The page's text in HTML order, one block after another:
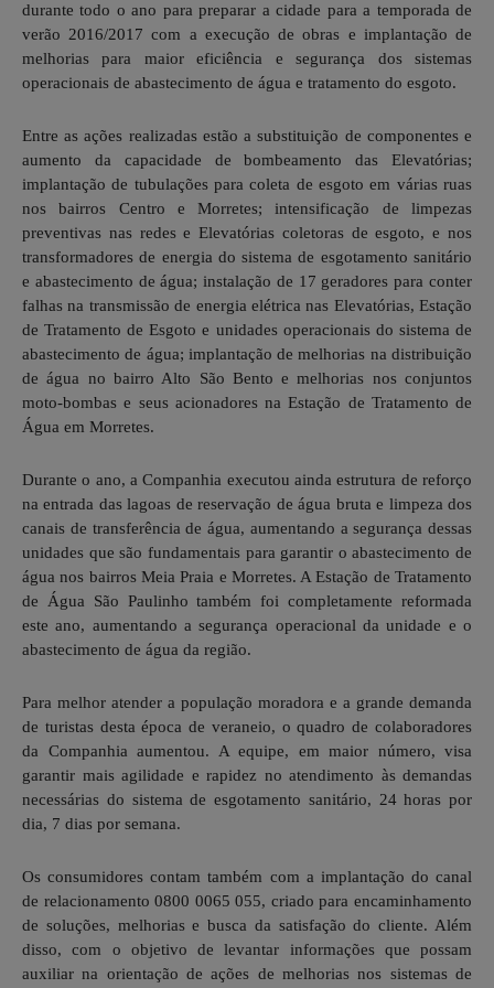
durante todo o ano para preparar a cidade para a temporada de
verão 2016/2017 com a execução de obras e implantação de
melhorias para maior eficiência e segurança dos sistemas
operacionais de abastecimento de água e tratamento do esgoto.
Entre as ações realizadas estão a substituição de componentes e
aumento da capacidade de bombeamento das Elevatórias;
implantação de tubulações para coleta de esgoto em várias ruas
nos bairros Centro e Morretes; intensificação de limpezas
preventivas nas redes e Elevatórias coletoras de esgoto, e nos
transformadores de energia do sistema de esgotamento sanitário
e abastecimento de água; instalação de 17 geradores para conter
falhas na transmissão de energia elétrica nas Elevatórias, Estação
de Tratamento de Esgoto e unidades operacionais do sistema de
abastecimento de água; implantação de melhorias na distribuição
de água no bairro Alto São Bento e melhorias nos conjuntos
moto-bombas e seus acionadores na Estação de Tratamento de
Água em Morretes.
Durante o ano, a Companhia executou ainda estrutura de reforço
na entrada das lagoas de reservação de água bruta e limpeza dos
canais de transferência de água, aumentando a segurança dessas
unidades que são fundamentais para garantir o abastecimento de
água nos bairros Meia Praia e Morretes. A Estação de Tratamento
de Água São Paulinho também foi completamente reformada
este ano, aumentando a segurança operacional da unidade e o
abastecimento de água da região.
Para melhor atender a população moradora e a grande demanda
de turistas desta época de veraneio, o quadro de colaboradores
da Companhia aumentou. A equipe, em maior número, visa
garantir mais agilidade e rapidez no atendimento às demandas
necessárias do sistema de esgotamento sanitário, 24 horas por
dia, 7 dias por semana.
Os consumidores contam também com a implantação do canal
de relacionamento 0800 0065 055, criado para encaminhamento
de soluções, melhorias e busca da satisfação do cliente. Além
disso, com o objetivo de levantar informações que possam
auxiliar na orientação de ações de melhorias nos sistemas de